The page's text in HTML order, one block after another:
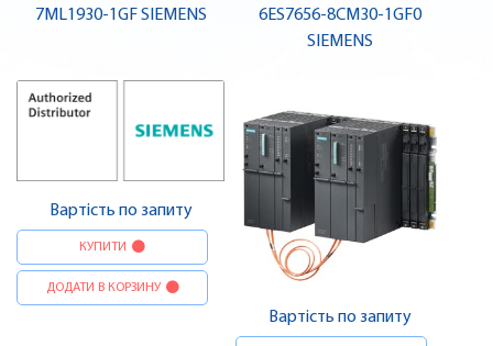
7ML1930-1GF SIEMENS
Вартість по запиту
КУПИТИ
ДОДАТИ В КОРЗИНУ
6ES7656-8CM30-1GF0
SIEMENS
Вартість по запиту